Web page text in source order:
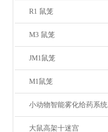
R1 鼠笼
M3 鼠笼
JM1鼠笼
M1鼠笼
小动物智能雾化给药系统
大鼠高架十迷宫